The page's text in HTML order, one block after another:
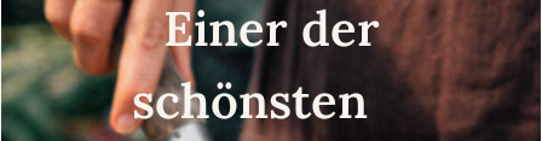
Einer der
schönsten